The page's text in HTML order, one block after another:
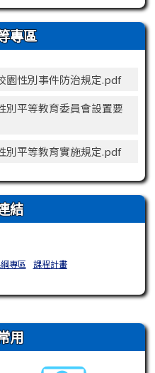
專區
園性別事件防治規定.pdf
別平等教育委員會設置要
別平等教育實施規定.pdf
結
專區 課程計畫
用